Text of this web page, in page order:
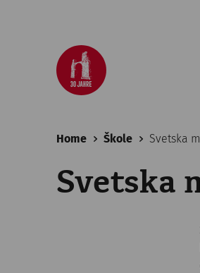
Home Škole Svetska
Svetska